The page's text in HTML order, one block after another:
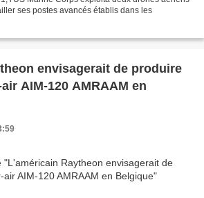
ses postes avancés établis dans les
envisagerait de produire
AIM-120 AMRAAM en